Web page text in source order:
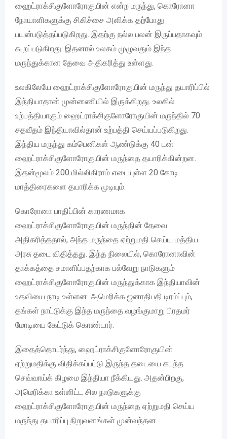
ஹைட்ராக்சிகுளோரோகுயின் என்ற மருந்து, கொரோனா
நோயாளிகளுக்கு சிகிச்சை அளிக்க தற்போது
பயன்படுத்தப்படுகிறது. இதற்கு நல்ல பலன் இருப்பதாகவும்
கூறப்படுகிறது. இதனால் உலகம் முழுவதும் இந்த
மருந்துக்கான தேவை அதிகரித்து உள்ளது.
உலகிலேயே ஹைட்ராக்சிகுளோரோகுயின் மருந்து தயாரிப்பில்
இந்தியாதான் முன்னணியில் இருக்கிறது. உலகில்
உற்பத்தியாகும் ஹைட்ராக்சிகுளோரோகுயின் மருந்தில் 70
சதவீதம் இந்தியாவில்தான் உற்பத்தி செய்யப்படுகிறது.
இந்திய மருந்து கம்பெனிகள் ஆண்டுக்கு 40 டன்
ஹைட்ராக்சிகுளோரோகுயின் மருந்தை தயாரிக்கின்றன.
இதன்மூலம் 200 மில்லிகிராம் எடையுள்ள 20 கோடி
மாத்திரைகளை தயாரிக்க முடியும்.
கொரோனா பாதிப்பின் காரணமாக
ஹைட்ராக்சிகுளோரோகுயின் மருந்தின் தேவை
அதிகரித்ததால், அந்த மருந்தை ஏற்றுமதி செய்ய மத்திய
அரசு தடை விதித்தது. இந்த நிலையில், கொரோனாவின்
தாக்கத்தை சமாளிப்பதற்காக பல்வேறு நாடுகளும்
ஹைட்ராக்சிகுளோரோகுயின் மருந்துக்காக இந்தியாவின்
உதவியை நாடி உள்ளன. அமெரிக்க ஜனாதிபதி டிரம்ப்பும்,
தங்கள் நாட்டுக்கு இந்த மருந்தை வழங்குமாறு பிரதமர்
மோடியை கேட்டுக் கொண்டார்.
இதைத்தொடர்ந்து, ஹைட்ராக்சிகுளோரோகுயின்
ஏற்றுமதிக்கு விதிக்கப்பட்டு இருந்த தடையை கடந்த
செவ்வாய்க் கிழமை இந்தியா நீக்கியது. அதன்பிறகு,
அமெரிக்கா உள்ளிட்ட சில நாடுகளுக்கு
ஹைட்ராக்சிகுளோரோகுயின் மருந்தை ஏற்றுமதி செய்ய
மருந்து தயாரிப்பு நிறுவனங்கள் முன்வந்தன.